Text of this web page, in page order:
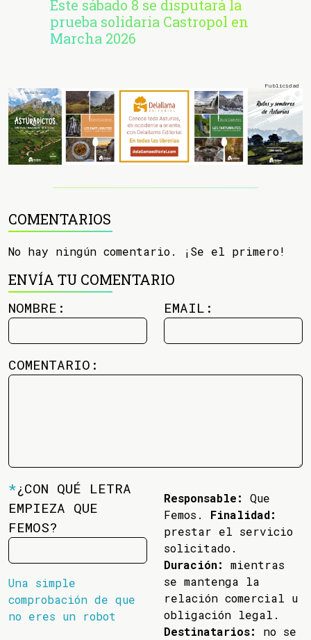
Este sábado 8 se disputará la
prueba solidaria Castropol en
Marcha 2026
COMENTARIOS
No hay ningún comentario. ¡Se el primero!
ENVÍA TU COMENTARIO
NOMBRE: EMAIL:
COMENTARIO:
*¿CON QUÉ LETRA
EMPIEZA QUE
FEMOS?
Una simple
comprobación de que
no eres un robot
Responsable:
Que
Femos. Finalidad:
prestar el servicio
solicitado.
Duración:
mientras
se mantenga la
relación comercial u
obligación legal.
Destinatarios:
no se